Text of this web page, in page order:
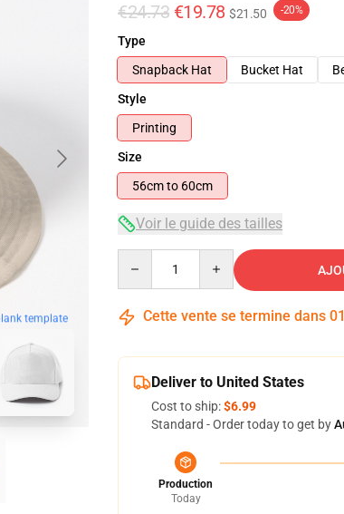
template
€24.73 €19.78 $21.50 -20%
Type
Snapback Hat
Bucket Hat
Style
Printing
Size
56cm to 60cm
Voir le guide des tailles
Cette vente se termine dans 01
Deliver to United States
Cost to ship:$6.99
Standard - Order today to get by
Production
Today